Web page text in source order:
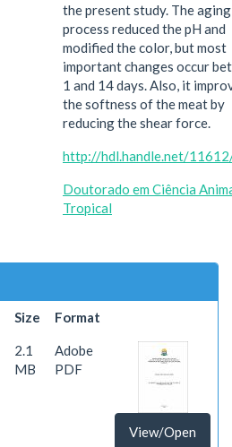
the present study. The aging
process reduced the pH and
modified the color, but most
important changes occur
1 and 14 days. Also, it
the softness of the meat by
reducing the shear force.
http://hdl.handle.net/
Doutorado em Ciência
Tropical
Size Format
2.1
MB
Adobe
PDF
View/Open